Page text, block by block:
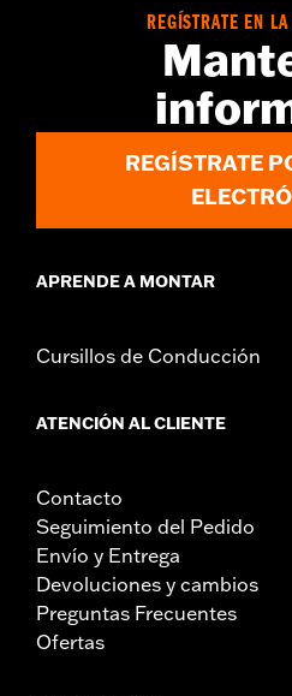
Garantía limitada de
para más detalles
Artículo de importación
REGÍSTRATE EN LA
REGÍSTRATE
APRENDE A MONTAR
Cursillos de Conducción
ATENCIÓN AL CLIENTE
Contacto
Seguimiento del Pedido
Envío y Entrega
Devoluciones y cambios
Preguntas Frecuentes
Ofertas